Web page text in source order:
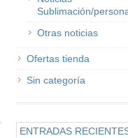
Sublimación/
Otras noticias
Ofertas tienda
Sin categoría
ENTRADAS